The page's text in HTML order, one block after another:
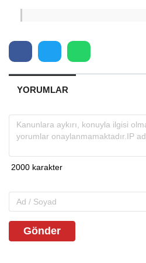
YORUMLAR
Gönder